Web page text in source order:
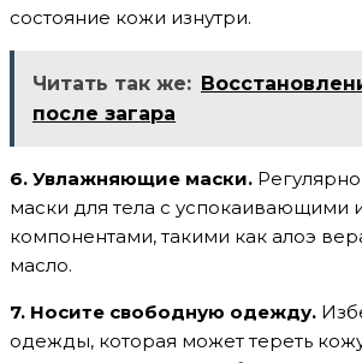
состояние кожи изнутри.
Читать так же:
после загара
6. Увлажняющие маски.
маски для тела с
компонентами, такими как алоэ
масло.
7. Носите свободную одежду.
одежды, которая может тереть